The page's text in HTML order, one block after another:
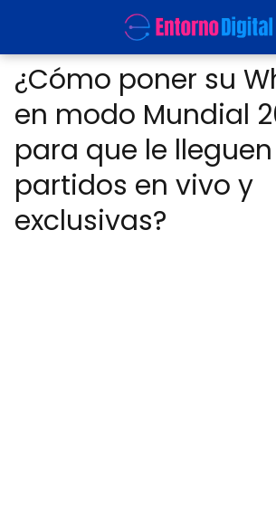
¿Cómo poner su
en modo Mundial
para que le
partidos en vivo y
exclusivas?